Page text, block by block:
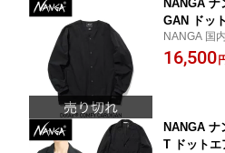
NANGA ナ
GAN ドッ
ン ノーカ
ANGA
NANGA 国
の万能カー
れた軽量な
16,500
NANGA
T ドットエ